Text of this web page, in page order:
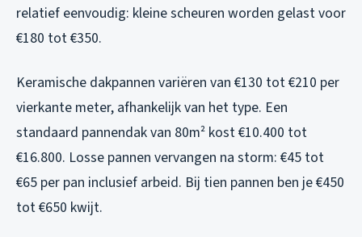
relatief eenvoudig: kleine scheuren worden gelast voor
€180 tot €350.
Keramische dakpannen variëren van €130 tot €210 per
vierkante meter, afhankelijk van het type. Een
standaard pannendak van 80m² kost €10.400 tot
€16.800. Losse pannen vervangen na storm: €45 tot
€65 per pan inclusief arbeid. Bij tien pannen ben je €450
tot €650 kwijt.